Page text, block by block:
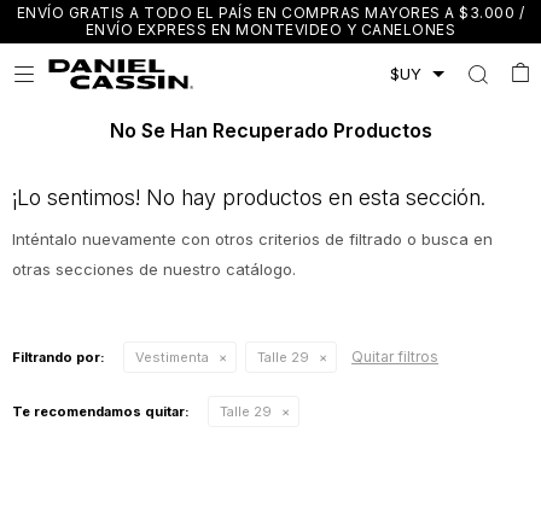
ENVÍO GRATIS A TODO EL PAÍS EN COMPRAS MAYORES A $3.000 /
ENVÍO EXPRESS EN MONTEVIDEO Y CANELONES

No Se Han Recuperado Productos
¡Lo sentimos! No hay productos en esta sección.
Inténtalo nuevamente con otros criterios de filtrado o busca en
otras secciones de nuestro catálogo.
Filtrando por: Vestimenta Talle 29 Quitar filtros
Te recomendamos quitar: Talle 29